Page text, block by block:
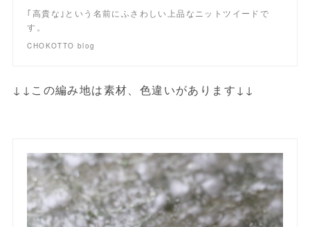
｢高貴な｣という名前にふさわしい上品なニットツイードで
す。
CHOKOTTO blog
↓↓この編み地は素材、色違いがあります↓↓